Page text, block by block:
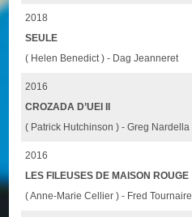
2018
SEULE
( Helen Benedict ) - Dag Jeanneret
2016
CROZADA D’UEI II
( Patrick Hutchinson ) - Greg Nardella
2016
LES FILEUSES DE MAISON ROUGE
( Anne-Marie Cellier ) - Fred Tournaire